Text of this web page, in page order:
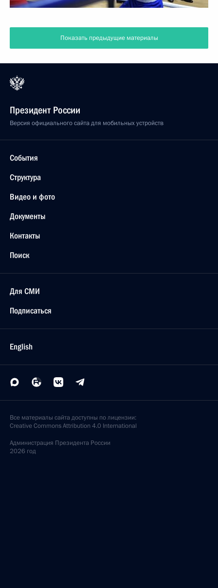
Показать предыдущие материалы
Президент России
Версия официального сайта для мобильных устройств
События
Структура
Видео и фото
Документы
Контакты
Поиск
Для СМИ
Подписаться
English
Все материалы сайта доступны по лицензии:
Creative Commons Attribution 4.0 International
Администрация Президента России
2026 год